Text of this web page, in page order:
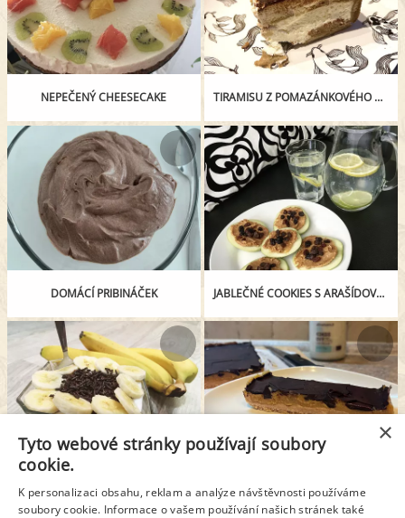
NEPEČENÝ CHEESECAKE TIRAMISU Z POMAZÁNKOVÉHO MÁSLA
DOMÁCÍ PRIBINÁČEK JABLEČNÉ COOKIES S ARAŠÍDOVÝM MÁSLEM
JOGURTOVÝ ZEBRA DEZERT PRO DĚTI NEPEČENÉ ZDRAVÉ TWIX ŘEZY
×
Tyto webové stránky používají soubory
cookie.
K personalizaci obsahu, reklam a analýze návštěvnosti používáme
soubory cookie. Informace o vašem používání našich stránek také